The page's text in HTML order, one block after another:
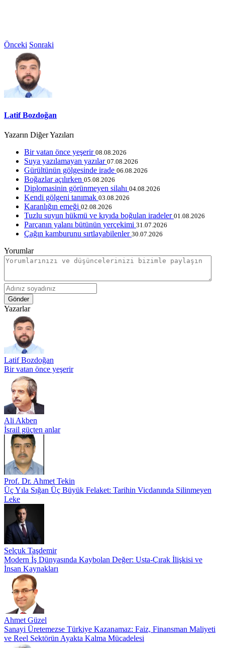
Önceki Sonraki
Latif Bozdoğan
Yazarın Diğer Yazıları
Bir vatan önce yeşerir 08.08.2026
Suya yazılamayan yazılar 07.08.2026
Gürültünün gölgesinde irade 06.08.2026
Boğazlar açılırken 05.08.2026
Diplomasinin görünmeyen silahı 04.08.2026
Kendi gölgeni tanımak 03.08.2026
Karanlığın emeği 02.08.2026
Tuzlu suyun hükmü ve kıyıda boğulan iradeler 01.08.2026
Parçanın yalanı bütünün yerçekimi 31.07.2026
Çağın kamburunu sırtlayabilenler 30.07.2026
Yorumlar
Gönder
Yazarlar
Latif Bozdoğan
Bir vatan önce yeşerir
Ali Akben
İsrail güçten anlar
Prof. Dr. Ahmet Tekin
Üç Yıla Sığan Üç Büyük Felaket: Tarihin Vicdanında Silinmeyen
Leke
Selçuk Taşdemir
Modern İş Dünyasında Kaybolan Değer: Usta-Çırak İlişkisi ve
İnsan Kaynakları
Ahmet Güzel
Sanayi Üretemezse Türkiye Kazanamaz: Faiz, Finansman Maliyeti
ve Reel Sektörün Ayakta Kalma Mücadelesi